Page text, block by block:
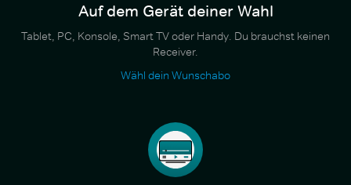
Auf dem Gerät deiner Wahl
Tablet, PC, Konsole, Smart TV oder Handy. Du brauchst keinen
Receiver.
Wähl dein Wunschabo